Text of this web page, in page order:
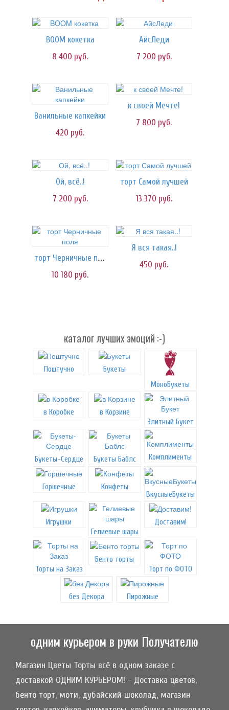
BOOM кокетка
8 400 руб.
АйсЛеди
7 200 руб.
Ванильные капкейки
420 руб.
к своей Мечте!
7 800 руб.
Ой, всё..!
7 200 руб.
торт Самой лучшей
13 370 руб.
торт Черничные поля
10 180 руб.
Я вся такая..!
450 руб.
каталог лучших эмоций :-)
Поштучно
Букеты
МоноБукеты
в Коробке
в Корзине
Элитный Букет
Букеты-Сердце Букеты Баблс Комплименты
Горшечные
Конфеты
ВкусныеБукеты
Игрушки
Гелиевые шары
Доставим!
Торты на Заказ
Бенто торты
Торт по ФОТО
без Декора Пирожные
одним курьером в руки Получателю
Магазин Цветы Торты всё в одном заказе с
доставкой ОДНИМ КУРЬЕРОМ! - Доставка цветов,
бенто торт, моти, дубайский шоколад, магазин